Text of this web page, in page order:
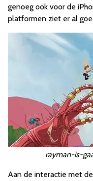
genoeg ook voor de
platformen ziet er al
rayman-is-
Aan de interactie met